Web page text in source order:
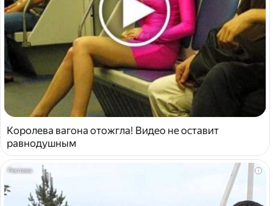
Королева вагона отожгла! Видео не оставит
равнодушным
i